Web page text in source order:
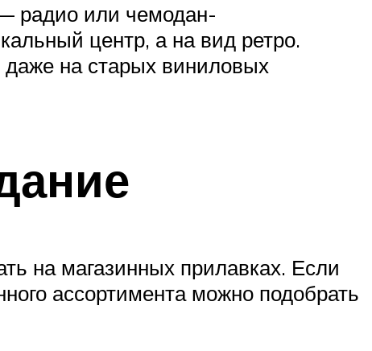
радио или чемодан-
центр, а на вид ретро.
на старых виниловых
на магазинных прилавках. Если
ассортимента можно подобрать